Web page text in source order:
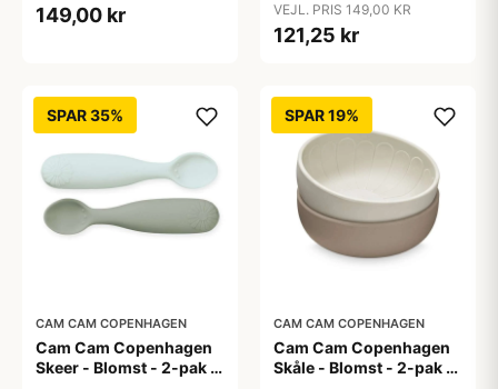
149,00 kr VEJL. PRIS 149,00 KR
121,25 kr
SPAR 35%
CAM CAM COPENHAGEN
Cam Cam Copenhagen
Skeer - Blomst - 2-pak -
SPAR 19%
CAM CAM COPENHAGEN
Cam Cam Copenhagen
Skåle - Blomst - 2-pak -